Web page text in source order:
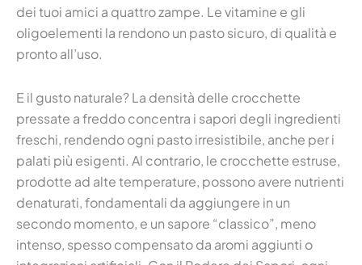
dei tuoi amici a quattro zampe. Le vitamine e gli
oligoelementi la rendono un pasto sicuro, di qualità e
pronto all’uso.
E il gusto naturale? La densità delle crocchette
pressate a freddo concentra i sapori degli ingredienti
freschi, rendendo ogni pasto irresistibile, anche per i
palati più esigenti. Al contrario, le crocchette estruse,
prodotte ad alte temperature, possono avere nutrienti
denaturati, fondamentali da aggiungere in un
secondo momento, e un sapore “classico”, meno
intenso, spesso compensato da aromi aggiunti o